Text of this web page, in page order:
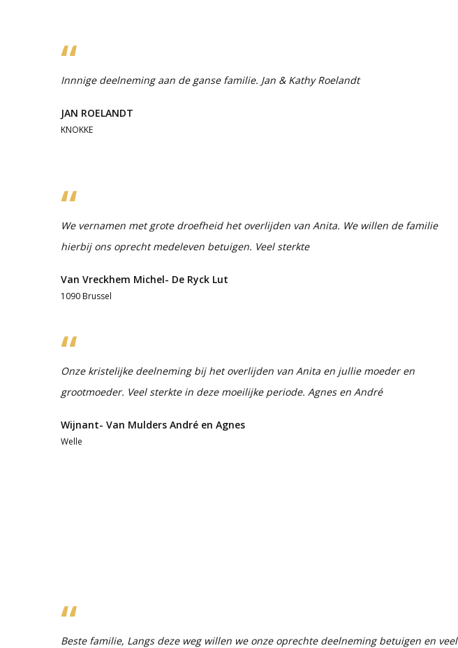
Innnige deelneming aan de ganse familie. Jan & Kathy Roelandt
JAN ROELANDT
KNOKKE
We vernamen met grote droefheid het overlijden van Anita. We willen de familie
hierbij ons oprecht medeleven betuigen. Veel sterkte
Van Vreckhem Michel- De Ryck Lut
1090 Brussel
Onze kristelijke deelneming bij het overlijden van Anita en jullie moeder en
grootmoeder. Veel sterkte in deze moeilijke periode. Agnes en André
Wijnant- Van Mulders André en Agnes
Welle
Beste familie, Langs deze weg willen we onze oprechte deelneming betuigen en veel